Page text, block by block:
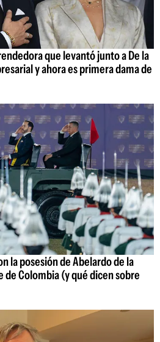
que levantó junto a De la
y ahora es primera dama de
la posesión de Abelardo de la
Colombia (y qué dicen sobre